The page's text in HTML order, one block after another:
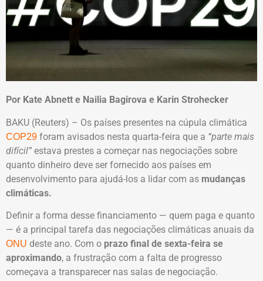
Por Kate Abnett e Nailia Bagirova e Karin Strohecker
BAKU (Reuters) – Os países presentes na cúpula climática
COP29 foram avisados nesta quarta-feira que a “parte mais
difícil” estava prestes a começar nas negociações sobre
quanto dinheiro deve ser fornecido aos países em
desenvolvimento para ajudá-los a lidar com as mudanças
climáticas.
Definir a forma desse financiamento — quem paga e quanto
— é a principal tarefa das negociações climáticas anuais da
ONU deste ano. Com o prazo final de sexta-feira se
aproximando, a frustração com a falta de progresso
começava a transparecer nas salas de negociação.